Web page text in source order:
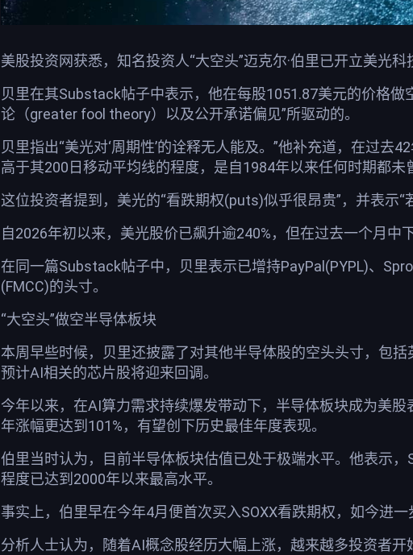
美股投资网获悉，知名投资人“大空头”迈克尔·伯里已开立美光
贝里在其Substack帖子中表示，他在每股1051.87美元的价格
论（greater fool theory）以及公开承诺偏见”所驱动的。
贝里指出“美光对‘周期性’的诠释无人能及。”他补充道，在过
高于其200日移动平均线的程度，是自1984年以来任何时期都未
这位投资者提到，美光的“看跌期权(puts)似乎很昂贵”，并表示
自2026年初以来，美光股价已飙升逾240%，但在过去一个月中下
在同一篇Substack帖子中，贝里表示已增持PayPal(PYPL)、
(FMCC)的头寸。
“大空头”做空半导体板块
本周早些时候，贝里还披露了对其他半导体股的空头头寸，包括
预计AI相关的芯片股将迎来回调。
今年以来，在AI算力需求持续爆发带动下，半导体板块成为美
年涨幅更达到101%，有望创下历史最佳年度表现。
伯里当时认为，目前半导体板块估值已处于极端水平。他表示
程度已达到2000年以来最高水平。
事实上，伯里早在今年4月便首次买入SOXX看跌期权，如今进一
分析人士认为，随着AI概念股经历大幅上涨，越来越多投资者